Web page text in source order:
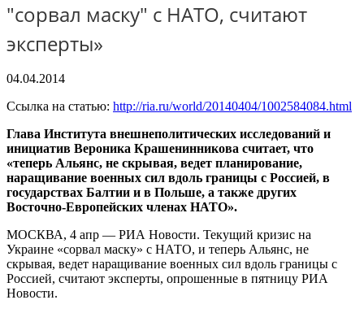
"сорвал маску" с НАТО, считают
эксперты»
04.04.2014
Ссылка на статью: http://ria.ru/world/20140404/1002584084.html
Глава Института внешнеполитических исследований и
инициатив Вероника Крашенинникова считает, что
«теперь Альянс, не скрывая, ведет планирование,
наращивание военных сил вдоль границы с Россией, в
государствах Балтии и в Польше, а также других
Восточно-Европейских членах НАТО».
МОСКВА, 4 апр — РИА Новости. Текущий кризис на
Украине «сорвал маску» с НАТО, и теперь Альянс, не
скрывая, ведет наращивание военных сил вдоль границы с
Россией, считают эксперты, опрошенные в пятницу РИА
Новости.